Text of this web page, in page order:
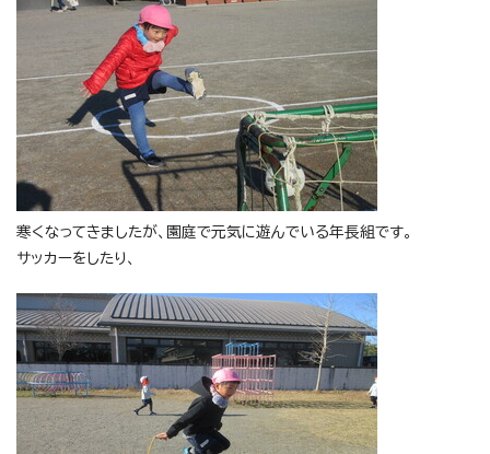
寒くなってきましたが、園庭で元気に遊んでいる年長組です。
サッカーをしたり、